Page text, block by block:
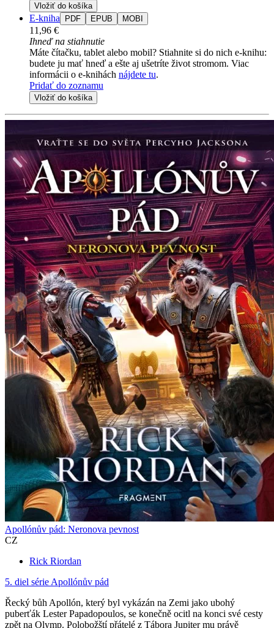
Vložiť do košíka
E-kniha PDF EPUB MOBI
11,96 €
Ihneď na stiahnutie
Máte čítačku, tablet alebo mobil? Stiahnite si do nich e-knihu:
budete ju mať hneď a ešte aj ušetríte život stromom. Viac
informácii o e-knihách nájdete tu.
Pridať do zoznamu
Vložiť do košíka
Apollónův pád: Neronova pevnost
CZ
Rick Riordan
5. diel série Apollónův pád
Řecký bůh Apollón, který byl vykázán na Zemi jako ubohý
puberťák Lester Papadopoulos, se konečně ocitl na konci své cesty
zpět na Olymp. Polobožští přátelé z Tábora Jupiter mu právě